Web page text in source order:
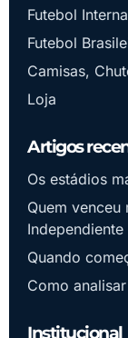
Futebol
Futebol
Camisas,
Loja
Artigos
Os estádios
Quem
Independiente
Quando
Como
Institucional